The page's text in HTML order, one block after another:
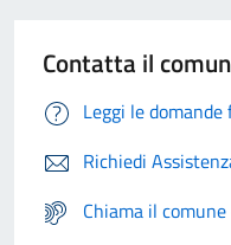
Contatta il
Leggi le
Richiedi
Chiama il